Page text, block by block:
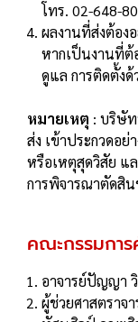
โทร. 02-648-
ผลงานที่ส่งต้อง
หากเป็นงานที่ต้
ดูแล การติดตั้งด้
หมายเหตุ : บริษัท
ส่ง เข้าประกวดอย่
หรือเหตุสุดวิสัย แล
การพิจารณาตัดสิน
คณะกรรมกา
อาจารย์ปัญญา
ผู้ช่วยศาสตราจ